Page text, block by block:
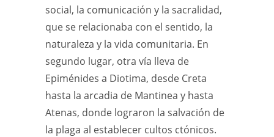
social, la comunicación y la sacralidad,
que se relacionaba con el sentido, la
naturaleza y la vida comunitaria. En
segundo lugar, otra vía lleva de
Epiménides a Diotima, desde Creta
hasta la arcadia de Mantinea y hasta
Atenas, donde lograron la salvación de
la plaga al establecer cultos ctónicos.